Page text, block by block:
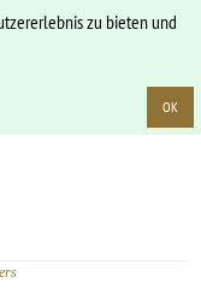
zu bieten und
OK